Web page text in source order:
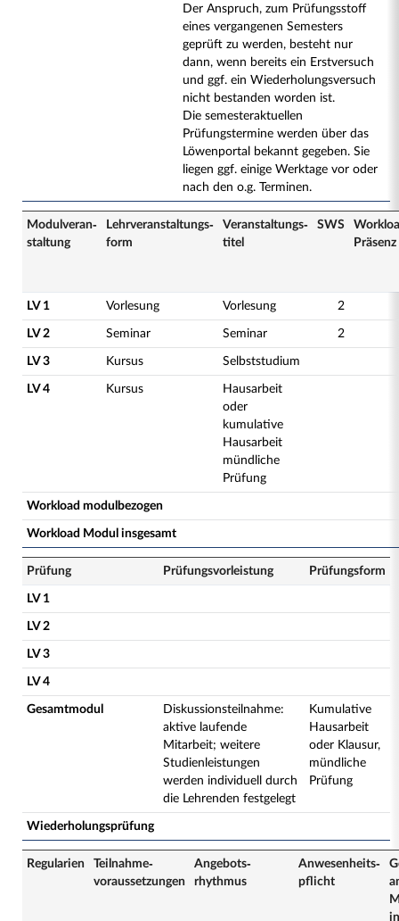
Der Anspruch, zum Prüfungsstoff
eines vergangenen Semesters
geprüft zu werden, besteht nur
dann, wenn bereits ein Erstversuch
und ggf. ein Wiederholungsversuch
nicht bestanden worden ist.
Die semesteraktuellen
Prüfungstermine werden über das
Löwenportal bekannt gegeben. Sie
liegen ggf. einige Werktage vor oder
nach den o.g. Terminen.
Modulveran­
staltung
Lehrveranstaltungs­
form
Veranstaltungs­
titel
SWS
Präsenz
LV 1 Vorlesung Vorlesung 2
LV 2 Seminar Seminar 2
LV 3 Kursus Selbststudium
LV 4 Kursus
Hausarbeit
oder
kumulative
Hausarbeit
mündliche
Prüfung
Workload modulbezogen
Workload Modul insgesamt
Prüfung Prüfungsvorleistung Prüfungsform
LV 1
LV 2
LV 3
LV 4
Gesamtmodul
Diskussionsteilnahme:
aktive laufende
Mitarbeit; weitere
Studienleistungen
werden individuell durch
die Lehrenden festgelegt
Kumulative
Hausarbeit
oder Klausur,
mündliche
Prüfung
Wiederholungsprüfung
Regularien
Teilnahme­
voraussetzungen
Angebots­
rhythmus
Anwesenheits­
pflicht